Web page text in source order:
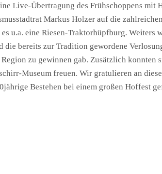
Live-Übertragung des Frühschoppens
Markus Holzer auf die
u.a. eine Riesen-Traktorhüpfburg. Weiters
die bereits zur Tradition gewordene
Region zu gewinnen gab. Zusätzlich
Museum freuen. Wir gratulieren an
Bestehen bei einem großen Hoffest